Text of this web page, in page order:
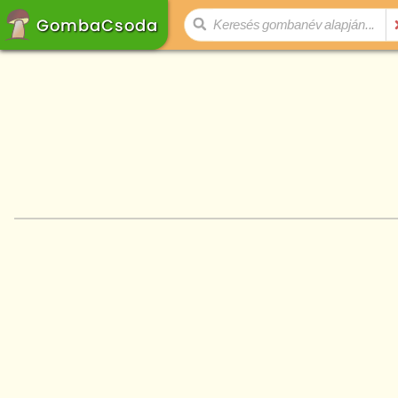
GombaCsoda